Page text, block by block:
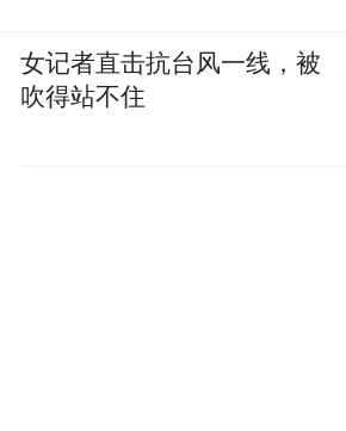
女记者直击抗台风一线，被
吹得站不住